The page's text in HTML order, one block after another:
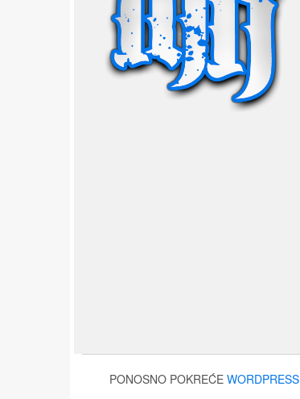
PONOSNO POKREĆE WORDPRESS